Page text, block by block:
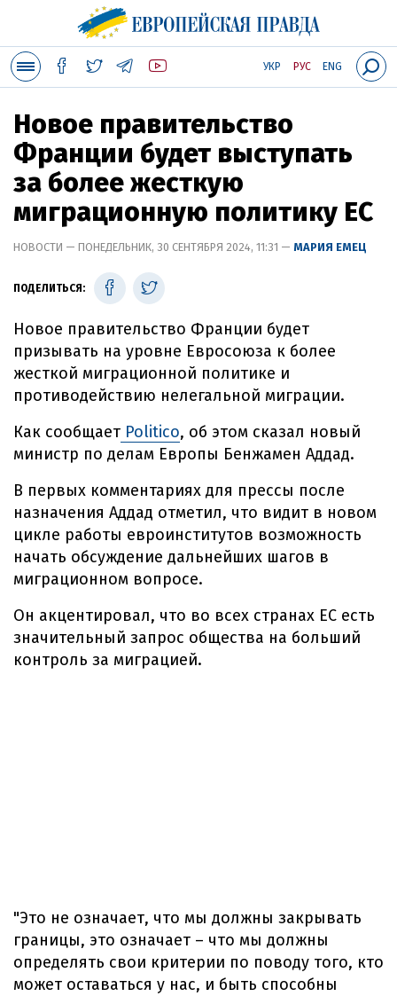
УКР РУС ENG
Новое правительство
Франции будет выступать
за более жесткую
миграционную политику ЕС
НОВОСТИ — ПОНЕДЕЛЬНИК, 30 СЕНТЯБРЯ 2024, 11:31 — МАРИЯ ЕМЕЦ
ПОДЕЛИТЬСЯ:
Новое правительство Франции будет
призывать на уровне Евросоюза к более
жесткой миграционной политике и
противодействию нелегальной миграции.
Как сообщает Politico, об этом сказал новый
министр по делам Европы Бенжамен Аддад.
В первых комментариях для прессы после
назначения Аддад отметил, что видит в новом
цикле работы евроинститутов возможность
начать обсуждение дальнейших шагов в
миграционном вопросе.
Он акцентировал, что во всех странах ЕС есть
значительный запрос общества на больший
контроль за миграцией.
"Это не означает, что мы должны закрывать
границы, это означает – что мы должны
определять свои критерии по поводу того, кто
может оставаться у нас, и быть способны